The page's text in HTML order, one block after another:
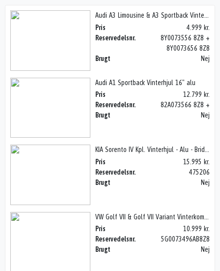
Pris
4.999 kr.
Reservedelsnr.
8Y0073556 8Z8 +
8Y0073656 8Z8
Brugt
Nej
Audi A1 Sportback Vinterhjul 16" alu
Pris
12.799 kr.
Reservedelsnr.
82A073566 8Z8 +
Brugt
Nej
Pris
15.995 kr.
Reservedelsnr.
475206
Brugt
Nej
Pris
10.999 kr.
Reservedelsnr.
5G0073496AB8Z8
Brugt
Nej